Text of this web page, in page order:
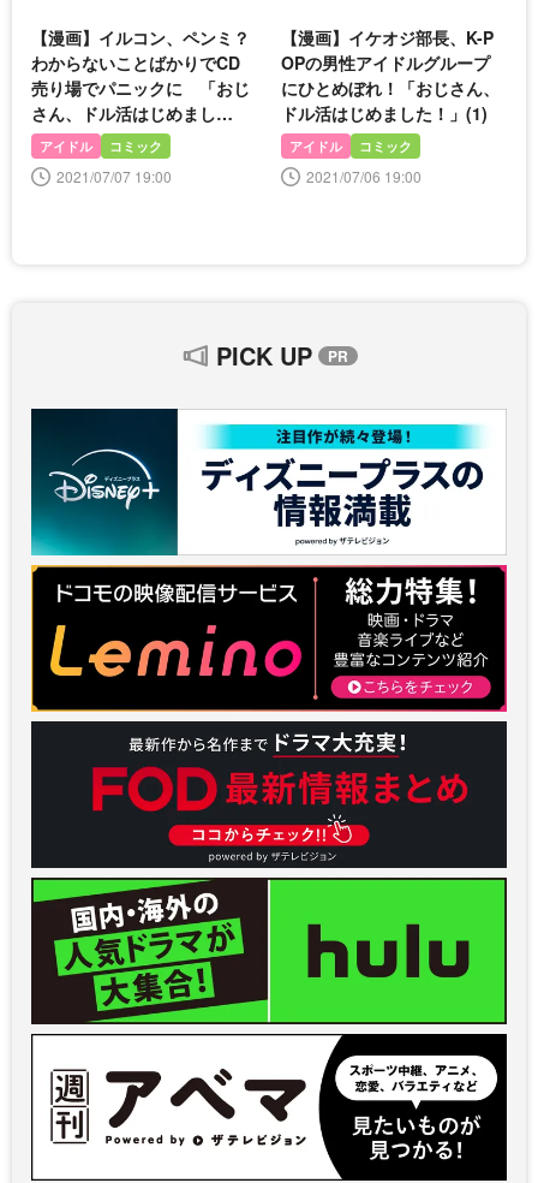
【漫画】イルコン、ペンミ？
わからないことばかりでCD
売り場でパニックに 「おじ
さん、ドル活はじめまし
た！」(2)
アイドル コミック
2021/07/07 19:00
【漫画】イケオジ部長、K-P
OPの男性アイドルグループ
にひとめぼれ！「おじさん、
ドル活はじめました！」(1)
アイドル コミック
2021/07/06 19:00
PICK UP